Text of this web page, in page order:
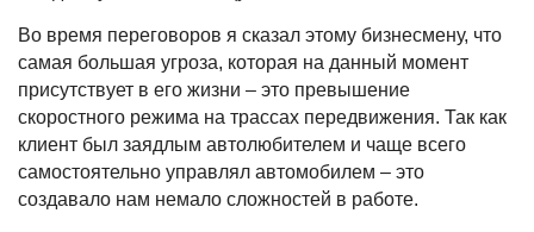
Во время переговоров я сказал этому бизнесмену, что
самая большая угроза, которая на данный момент
присутствует в его жизни – это превышение
скоростного режима на трассах передвижения. Так как
клиент был заядлым автолюбителем и чаще всего
самостоятельно управлял автомобилем – это
создавало нам немало сложностей в работе.